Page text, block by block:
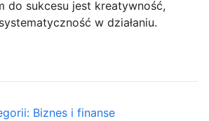
do sukcesu jest kreatywność,
w działaniu.
Biznes i finanse